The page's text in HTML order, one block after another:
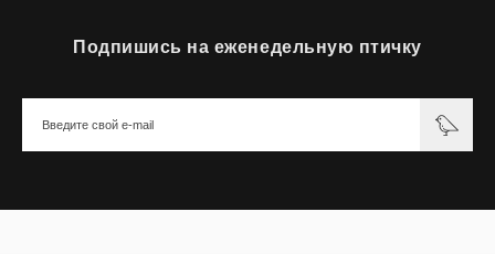
Подпишись на еженедельную птичку